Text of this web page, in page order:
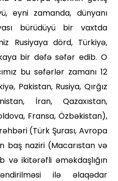
eyni zamanda, dünyanı
bürüdüyü bir vaxtda
Ru­siyaya dörd, Türkiyə,
bir dəfə səfər edib. O
bu səfərlər zamanı 12
Pakistan, Rusiya, Qırğız
İran, Qazaxıstan,
Fransa, Özbəkistan),
(Türk Şurası, Avropa
baş naziri (Macarıstan və
və ikitərəfli əməkdaşlığın
ilə əlaqədar